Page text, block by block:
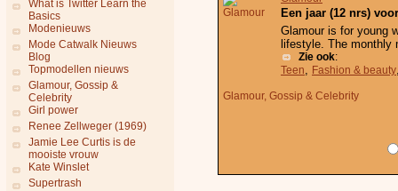
What is Twitter Learn the
Basics
Modenieuws
Mode Catwalk Nieuws
Blog
Topmodellen nieuws
Glamour, Gossip &
Celebrity
Girl power
Renee Zellweger (1969)
Jamie Lee Curtis is de
mooiste vrouw
Kate Winslet
Supertrash
Een jaar (12 nrs) voor
Glamour is for young
lifestyle. The monthly
Zie ook:
Teen
Fashion & beauty
Glamour, Gossip & Celebrity